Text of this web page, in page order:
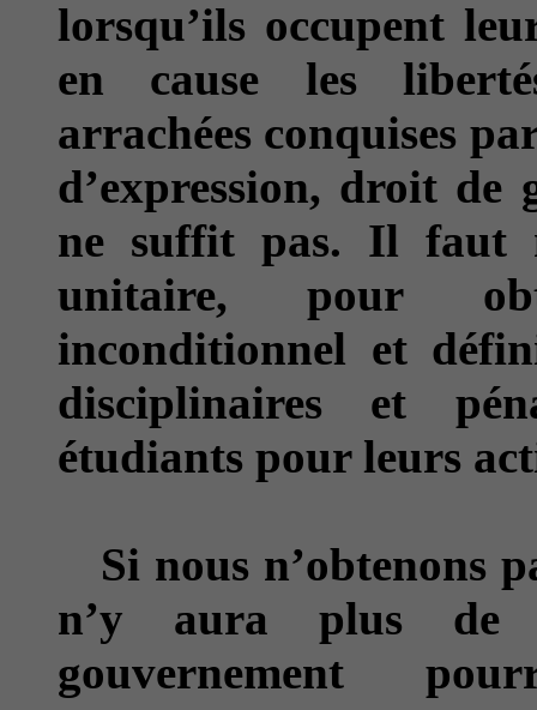
lorsqu’ils occupent
en cause les
arrachées conquises
d’expression, droit de
ne suffit pas. Il faut
unitaire, pour
inconditionnel et
disciplinaires et
étudiants pour leurs
Si nous n’obtenons
n’y aura plus de
gouvernement